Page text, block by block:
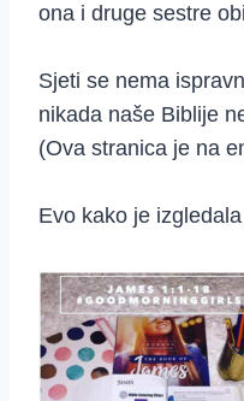
ona i druge sestre
Sjeti se nema
nikada naše Biblije
(Ova stranica je na
Evo kako je